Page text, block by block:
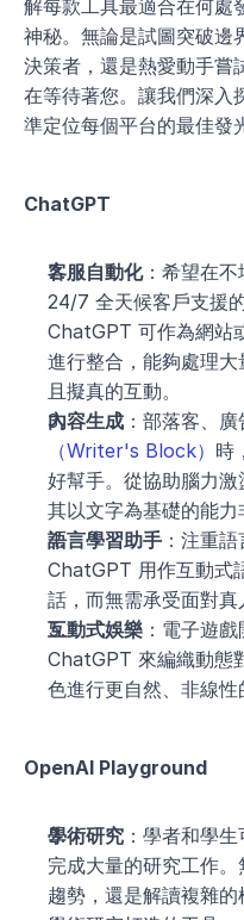
解每款工具最適合在何處
神秘。無論是試圖突破邊
決策者，還是熱愛動手嘗
在等待著您。讓我們深入
準定位每個平台的最佳發
ChatGPT
客服自動化：希望在不
24/7 全天候客戶支援
ChatGPT 可作為網站
進行整合，能夠處理
且擬真的互動。
內容生成 ：部落客、
（Writer's Block） 時
好幫手。從協助腦力激
其以文字為基礎的能力
語言學習助手 ：注重
ChatGPT 用作互動式
話，而無需承受面對真
互動式娛樂 ：電子遊
ChatGPT 來編織動態
色進行更自然、非線性
OpenAI Playground
學術研究 ：學者和學
完成大量的研究工作
趨勢，還是解讀複雜